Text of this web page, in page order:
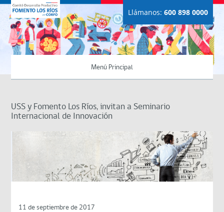
Llámanos: 600 898 0000
Menú Principal
USS y Fomento Los Ríos, invitan a Seminario
Internacional de Innovación
11 de septiembre de 2017